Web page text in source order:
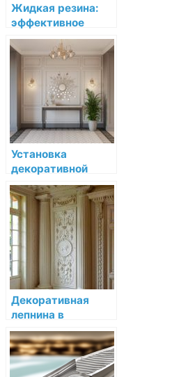
Жидкая резина:
эффективное
решение для
герметизации и
защиты
Установка
декоративной
лепнины в кухне:
гид по созданию
уникального
интерьера
Декоративная
лепнина в
кухонном
интерьере:
стильный акцент